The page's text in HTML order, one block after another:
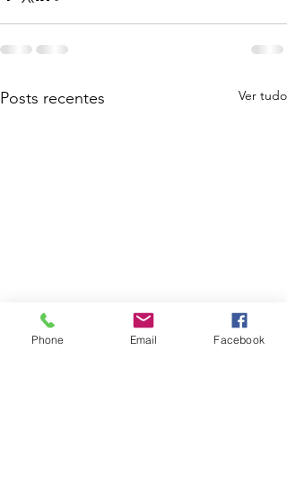
Posts recentes Ver tudo
Phone Email Facebook